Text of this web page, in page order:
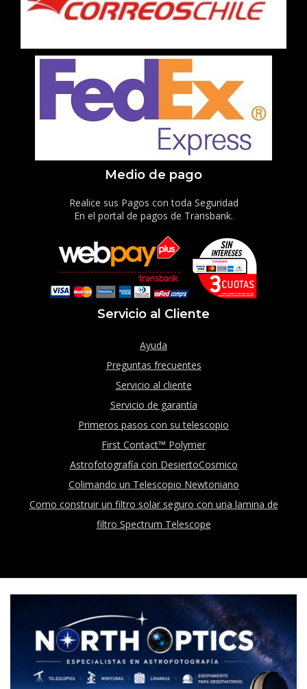
Medio de pago
Realice sus Pagos con toda Seguridad
En el portal de pagos de Transbank.
Servicio al Cliente
Ayuda
Preguntas frecuentes
Servicio al cliente
Servicio de garantía
Primeros pasos con su telescopio
First Contact™ Polymer
Astrofotografía con DesiertoCosmico
Colimando un Telescopio Newtoniano
Como construir un filtro solar seguro con una lamina de
filtro Spectrum Telescope